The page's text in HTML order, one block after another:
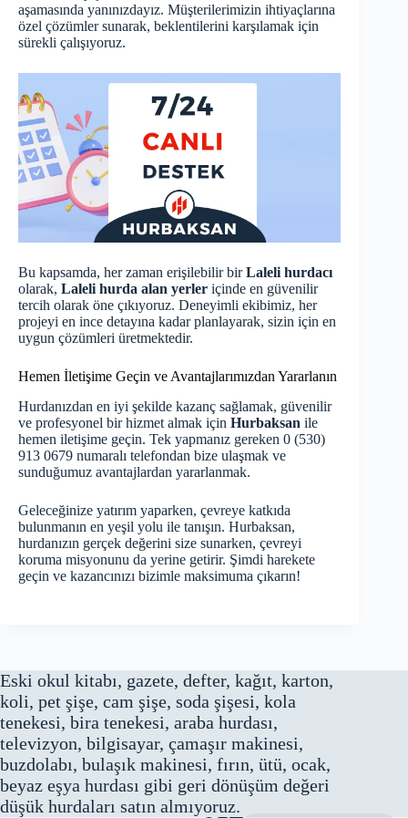
aşamasında yanınızdayız. Müşterilerimizin ihtiyaçlarına
özel çözümler sunarak, beklentilerini karşılamak için
sürekli çalışıyoruz.
Bu kapsamda, her zaman erişilebilir birLaleli hurdacı
olarak, Laleli hurda alan yerler içinde en güvenilir
tercih olarak öne çıkıyoruz. Deneyimli ekibimiz, her
projeyi en ince detayına kadar planlayarak, sizin için en
uygun çözümleri üretmektedir.
Hemen İletişime Geçin ve Avantajlarımızdan Yararlanın
Hurdanızdan en iyi şekilde kazanç sağlamak, güvenilir
ve profesyonel bir hizmet almak için Hurbaksan ile
hemen iletişime geçin. Tek yapmanız gereken 0 (530)
913 0679 numaralı telefondan bize ulaşmak ve
sunduğumuz avantajlardan yararlanmak.
Geleceğinize yatırım yaparken, çevreye katkıda
bulunmanın en yeşil yolu ile tanışın. Hurbaksan,
hurdanızın gerçek değerini size sunarken, çevreyi
koruma misyonunu da yerine getirir. Şimdi harekete
geçin ve kazancınızı bizimle maksimuma çıkarın!
Eski okul kitabı, gazete, defter, kağıt, karton,
koli, pet şişe, cam şişe, soda şişesi, kola
tenekesi, bira tenekesi, araba hurdası,
televizyon, bilgisayar, çamaşır makinesi,
buzdolabı, bulaşık makinesi, fırın, ütü, ocak,
beyaz eşya hurdası gibi geri dönüşüm değeri
düşük hurdaları satın almıyoruz.